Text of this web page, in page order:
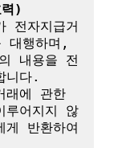
)
전자지급거
대행하며,
내용을 전
니다.
래에 관한
루어지지 않
게 반환하여